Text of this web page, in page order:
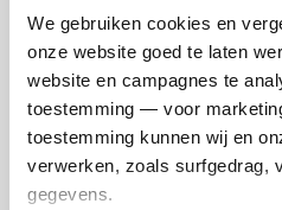
We gebruiken cookies en
onze website goed te laten
website en campagnes te
toestemming — voor
toestemming kunnen wij en
verwerken, zoals surfgedrag,
gegevens.